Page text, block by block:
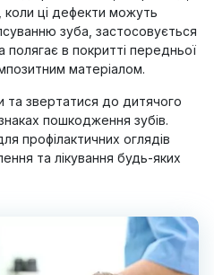
коли ці дефекти можуть
зуба, застосовується
полягає в покритті передньої
матеріалом.
та звертатися до дитячого
пошкодження зубів.
профілактичних оглядів
та лікування будь-яких